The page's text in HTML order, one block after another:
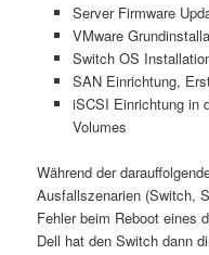
Server Firmware
VMware
Switch OS
SAN Einrichtung,
iSCSI Einrichtung in
Volumes
Während der
Ausfallszenarien (Switch,
Fehler beim Reboot eines
Dell hat den Switch dann